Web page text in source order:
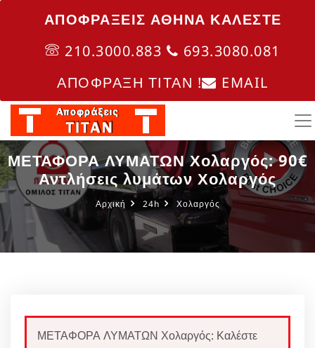
ΑΠΟΦΡΑΞΕΙΣ ΑΘΗΝΑ ΚΑΛΈΣΤΕ
210.3000.883
693.3080.081
ΑΠΟΦΡΑΞΗ ΤΙΤΑΝ !
EMAIL
ΜΕΤΑΦΟΡΑ ΛΥΜΑΤΩΝ Χολαργός: 90€
Αντλήσεις λυμάτων Χολαργός
Αρχική 24h Χολαργός
ΜΕΤΑΦΟΡΑ ΛΥΜΑΤΩΝ Χολαργός: Καλέστε